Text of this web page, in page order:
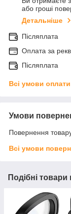
або гроші
Детальніше
Післяплата
Оплата за
Післяплата
Всі умови оплати
Умови
Повернення
Всі умови
Подібні товари